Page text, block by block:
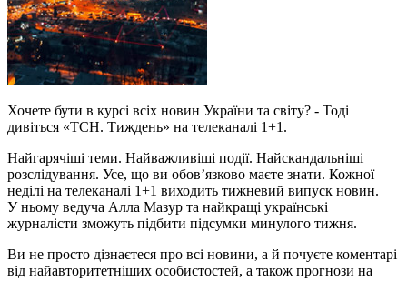
Хочете бути в курсі всіх новин України та світу? - Тоді
дивіться «ТСН. Тиждень» на телеканалі 1+1.
Найгарячіші теми. Найважливіші події. Найскандальніші
розслідування. Усе, що ви обов’язково маєте знати. Кожної
неділі на телеканалі 1+1 виходить тижневий випуск новин.
У ньому ведуча Алла Мазур та найкращі українські
журналісти зможуть підбити підсумки минулого тижня.
Ви не просто дізнаєтеся про всі новини, а й почуєте коментарі
від найавторитетніших особистостей, а також прогнози на